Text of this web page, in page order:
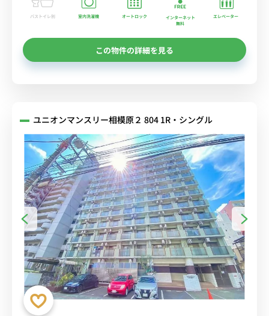
バストイレ別 室内洗濯機 オートロック
インターネット
無料
エレベーター
この物件の詳細を見る
ユニオンマンスリー相模原２ 804 1R・シングル